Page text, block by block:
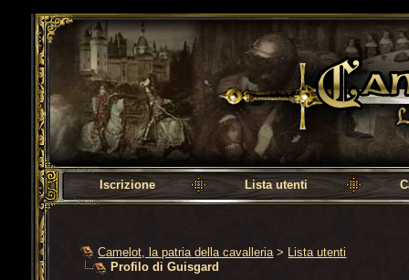
Camelot, la patria della cavalleria
Iscrizione Lista utenti
Camelot, la patria della cavalleria > Lista utenti
Profilo di Guisgard